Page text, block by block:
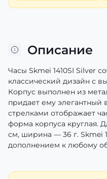
Описание
Часы Skmei 1410SI Silver
классический дизайн с
Корпус выполнен из
придает ему элегантный
стрелками отображает
форма корпуса круглая.
см, ширина — 36 г. Skmei
дополнением к любому